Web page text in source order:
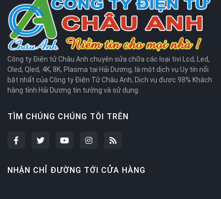
Công ty Điện tử Châu Anh chuyên sửa chữa các loại tivi Lcd, Led,
Oled, Qled, 4K, 8K, Plasma tại Hải Dương, là một dịch vụ Uy tín nổi
bật nhất của Công ty Điện Tử Châu Anh, Dịch vụ được 98% Khách
hàng tỉnh Hải Dương tin tưởng và sử dụng.
TÌM CHÚNG CHÚNG TÔI TRÊN
NHẬN CHỈ ĐƯỜNG TỚI CỬA HÀNG